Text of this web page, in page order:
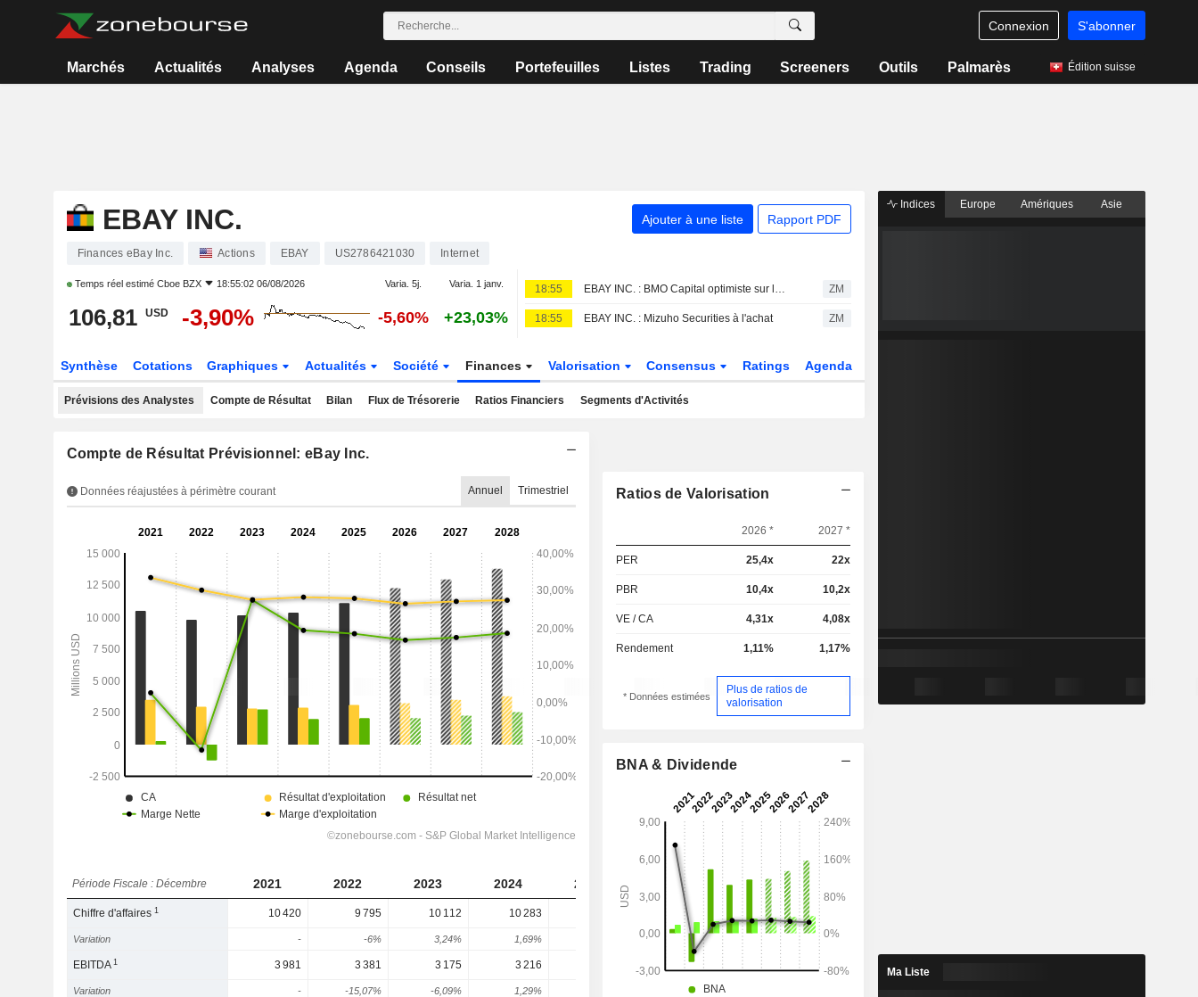
Connexion S'abonner
Marchés Actualités Analyses Agenda Conseils Portefeuilles Listes Trading Screeners Outils Palmarès Édition suisse
EBAY INC. Ajouter à une liste Rapport PDF
Finances eBay Inc. Actions EBAY US2786421030 Internet
Temps réel estimé Cboe BZX 18:55:02 06/08/2026 Varia. 5j. Varia. 1 janv.
106,81 USD -3,90% -5,60% +23,03%
18:55 EBAY INC. : BMO Capital optimiste sur le dossier ZM
18:55 EBAY INC. : Mizuho Securities à l'achat ZM
Synthèse Cotations Graphiques Actualités Société Finances Valorisation Consensus Ratings Agenda
Prévisions des Analystes Compte de Résultat Bilan Flux de Trésorerie Ratios Financiers Segments d'Activités
Compte de Résultat Prévisionnel: eBay Inc.
Données réajustées à périmètre courant Annuel Trimestriel
Période Fiscale : Décembre 2021 2022 2023 2024 2025 2026 2027 2028
Chiffre d'affaires1 10 420 9 795 10 112 10 283 12 513 13 223
Variation - -6% 3,24% 1,69% 12,73% 5,68% 6,48%
EBITDA1 3 981 3 381 3 175 3 216 3 705 3 941 4 309
Variation - -15,07% -6,09% 1,29% 6,11%
Ratios de Valorisation
2026 * 2027 *
PER 25,4x 22x
PBR 10,4x 10,2x
VE / CA 4,31x 4,08x
Rendement 1,11% 1,17%
* Données estimées
Plus de ratios de
valorisation
BNA & Dividende
Indices Europe Amériques Asie
Ma Liste